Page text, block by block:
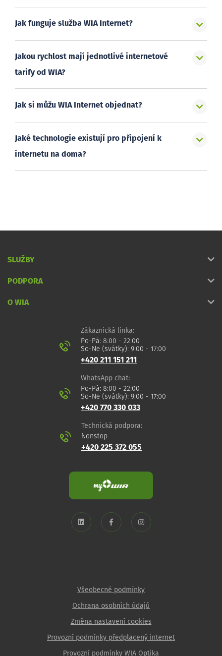
Jak funguje služba WIA Internet?
Jakou rychlost mají jednotlivé internetové
tarify od WIA?
Jak si můžu WIA Internet objednat?
Jaké technologie existují pro připojení k
internetu na doma?
SLUŽBY
PODPORA
O WIA
Zákaznická linka:
Po-Pá: 8:00 - 22:00
So-Ne (svátky): 9:00 - 17:00
+420 211 151 211
WhatsApp chat:
Po-Pá: 8:00 - 22:00
So-Ne (svátky): 9:00 - 17:00
+420 770 330 033
Technická podpora:
Nonstop
+420 225 372 055
Všeobecné podmínky
Ochrana osobních údajů
Změna nastavení cookies
Provozní podmínky předplacený internet
Provozní podmínky WIA Optika